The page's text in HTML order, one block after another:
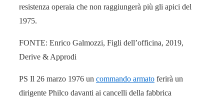
resistenza operaia che non raggiungerà più gli apici del
1975.
FONTE: Enrico Galmozzi, Figli dell’officina, 2019,
Derive & Approdi
PS Il 26 marzo 1976 un commando armato ferirà un
dirigente Philco davanti ai cancelli della fabbrica